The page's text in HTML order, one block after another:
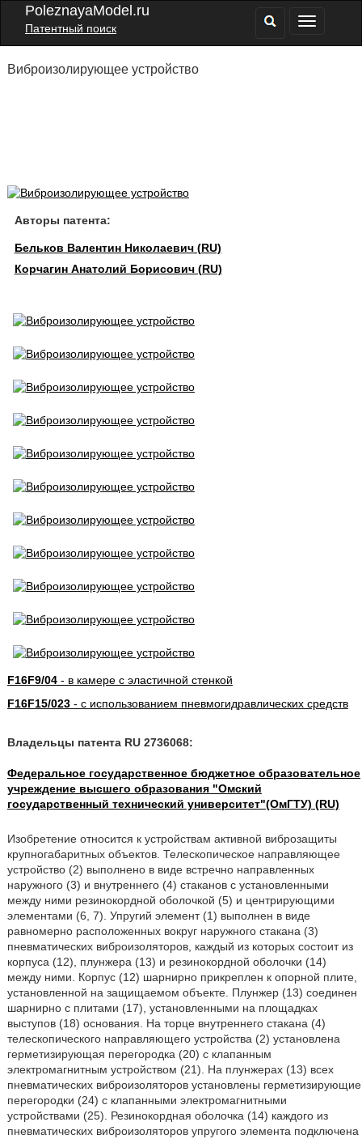
PoleznayaModel.ru
Патентный поиск
Виброизолирующее устройство
Авторы патента:
Бельков Валентин Николаевич (RU)
Корчагин Анатолий Борисович (RU)
F16F9/04- в камере с эластичной стенкой
F16F15/023- с использованием пневмогидравлических средств
Владельцы патента RU 2736068:
Федеральное государственное бюджетное образовательное
учреждение высшего образования "Омский
государственный технический университет"(ОмГТУ) (RU)
Изобретение относится к устройствам активной виброзащиты
крупногабаритных объектов. Телескопическое направляющее
устройство (2) выполнено в виде встречно направленных
наружного (3) и внутреннего (4) стаканов с установленными
между ними резинокордной оболочкой (5) и центрирующими
элементами (6, 7). Упругий элемент (1) выполнен в виде
равномерно расположенных вокруг наружного стакана (3)
пневматических виброизоляторов, каждый из которых состоит из
корпуса (12), плунжера (13) и резинокордной оболочки (14)
между ними. Корпус (12) шарнирно прикреплен к опорной плите,
установленной на защищаемом объекте. Плунжер (13) соединен
шарнирно с плитами (17), установленными на площадках
выступов (18) основания. На торце внутреннего стакана (4)
телескопического направляющего устройства (2) установлена
герметизирующая перегородка (20) с клапанным
электромагнитным устройством (21). На плунжерах (13) всех
пневматических виброизоляторов установлены герметизирующие
перегородки (24) с клапанными электромагнитными
устройствами (25). Резинокордная оболочка (14) каждого из
пневматических виброизоляторов упругого элемента подключена